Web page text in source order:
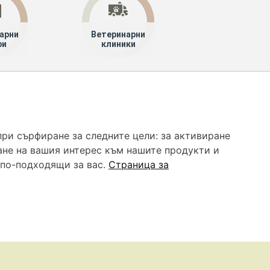
Ветеринарни
клиники
все че се полагат всички усилия за обновяване и
и самолечението могат да бъдат опасни за
помощ!
сърфиране за следните цели: за активиране
на вашия интерес към нашите продукти и
подходящи за вас. Страница за